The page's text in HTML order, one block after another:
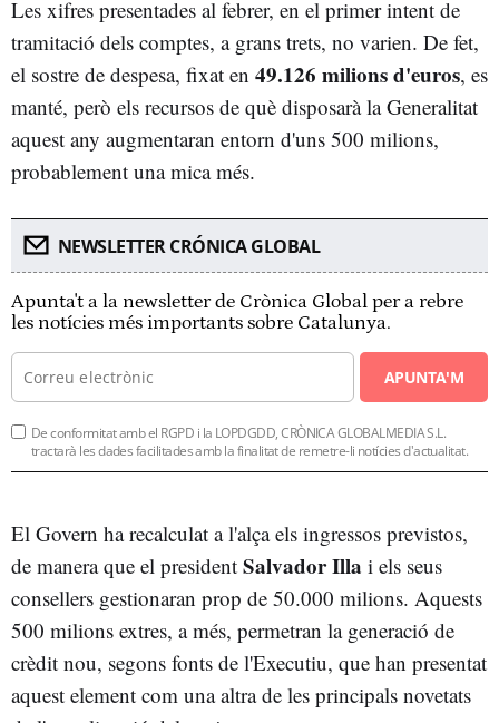
Les xifres presentades al febrer, en el primer intent de
tramitació dels comptes, a grans trets, no varien. De fet,
el sostre de despesa, fixat en 49.126 milions d'euros, es
manté, però els recursos de què disposarà la Generalitat
aquest any augmentaran entorn d'uns 500 milions,
probablement una mica més.
NEWSLETTER CRÓNICA GLOBAL
Apunta't a la newsletter de Crònica Global per a rebre
les notícies més importants sobre Catalunya.
APUNTA'M
De conformitat amb el RGPD i la LOPDGDD, CRÒNICA GLOBALMEDIA S.L.
tractarà les dades facilitades amb la finalitat de remetre-li notícies d'actualitat.
El Govern ha recalculat a l'alça els ingressos previstos,
de manera que el president Salvador Illa i els seus
consellers gestionaran prop de 50.000 milions. Aquests
500 milions extres, a més, permetran la generació de
crèdit nou, segons fonts de l'Executiu, que han presentat
aquest element com una altra de les principals novetats